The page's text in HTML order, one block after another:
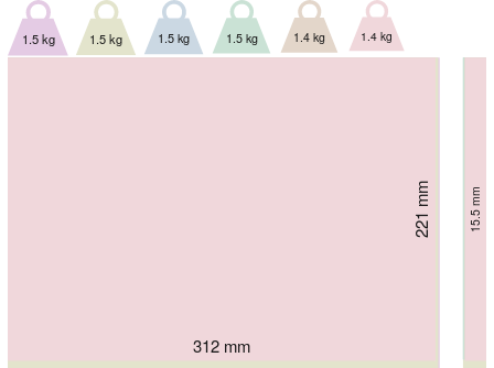
315 mm
228 mm 16.5 mm
1.5 kg
314 mm
226.15 mm 16.95 mm
1.5 kg
311 mm
220 mm 17 mm
1.5 kg
311 mm
220 mm 17 mm
1.5 kg
312 mm
220 mm 15.9 mm
1.4 kg
312 mm
221 mm 15.5 mm
1.4 kg